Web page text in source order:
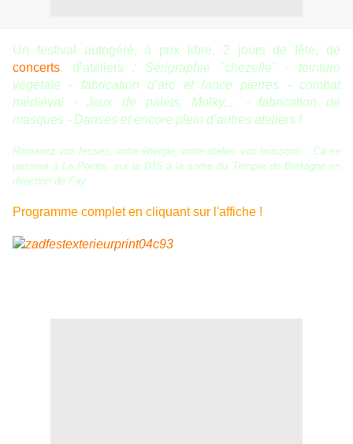
Un festival autogéré, à prix libre. 2 jours de fête, de
concerts, d’ateliers : Sérigraphie "chezelle" - teinture
végétale - fabrication d’arc et lance pierres - combat
médiéval - Jeux de palets, Molky,... - fabrication de
masques - Danses et encore plein d’autres ateliers !
Ramenez vos fesses, votre énergie, votre atelier, vos boissons... Ca se
passera à La Pointe, sur la D15 à la sortie du Temple de Bretagne en
direction de Fay.
Programme complet en cliquant sur l'affiche !